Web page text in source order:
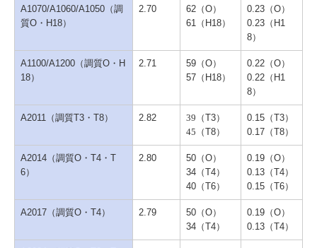
A1070/A1060/A1050（調
質O・H18）
2.70
62（O）
61（H18）
0.23（O）
0.23（H1
8）
A1100/A1200（調質O・H
18）
2.71
59（O）
57（H18）
0.22（O）
0.22（H1
8）
A2011（調質T3・T8） 2.82 39 （T3）
45 （T8）
0.15（T3）
0.17（T8）
A2014（調質O・T4・T
6）
2.80
50（O）
34（T4）
40（T6）
0.19（O）
0.13（T4）
0.15（T6）
A2017（調質O・T4） 2.79
50（O）
34（T4）
0.19（O）
0.13（T4）